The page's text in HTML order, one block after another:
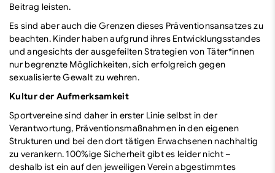
Beitrag leisten.
Es sind aber auch die Grenzen dieses Präventionsansatzes zu
beachten. Kinder haben aufgrund ihres Entwicklungsstandes
und angesichts der ausgefeilten Strategien von Täter*innen
nur begrenzte Möglichkeiten, sich erfolgreich gegen
sexualisierte Gewalt zu wehren.
Kultur der Aufmerksamkeit
Sportvereine sind daher in erster Linie selbst in der
Verantwortung, Präventionsmaßnahmen in den eigenen
Strukturen und bei den dort tätigen Erwachsenen nachhaltig
zu verankern. 100%ige Sicherheit gibt es leider nicht –
deshalb ist ein auf den jeweiligen Verein abgestimmtes